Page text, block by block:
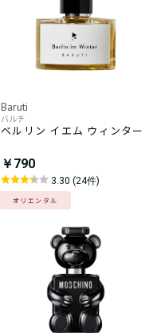
Baruti
バルチ
ベルリン イエム ウィンター
￥790
3.30 (24件)
オリエンタル